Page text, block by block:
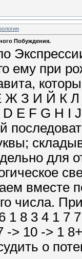
Побуждения.
ему при
Ё Ж З И Й
E F G H I
для
вместе
числа.
1 8 3 4 1 7
-> 10 -> 1
о